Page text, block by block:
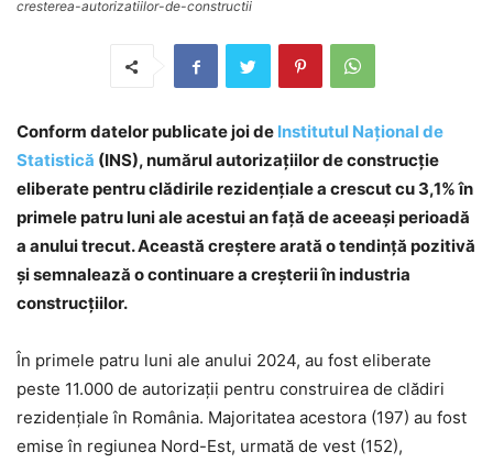
cresterea-autorizatiilor-de-constructii
Conform datelor publicate joi de Institutul Național de
Statistică (INS), numărul autorizațiilor de construcție
eliberate pentru clădirile rezidențiale a crescut cu 3,1% în
primele patru luni ale acestui an față de aceeași perioadă
a anului trecut. Această creștere arată o tendință pozitivă
și semnalează o continuare a creșterii în industria
construcțiilor.
În primele patru luni ale anului 2024, au fost eliberate
peste 11.000 de autorizații pentru construirea de clădiri
rezidențiale în România. Majoritatea acestora (197) au fost
emise în regiunea Nord-Est, urmată de vest (152),